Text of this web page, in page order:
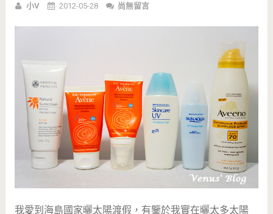
小V 2012-05-28 尚無留言
我愛到海島國家曬太陽渡假，有鑒於我實在曬太多太陽